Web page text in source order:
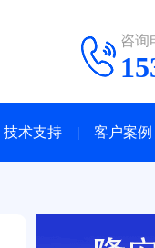
咨询
技术支持 客户案例